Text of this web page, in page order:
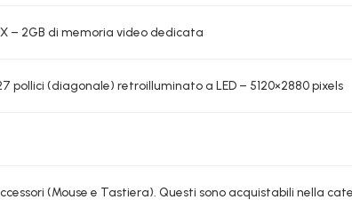
– 2GB di memoria video dedicata
pollici (diagonale) retroilluminato a LED – 5120×2880 pixels
(Mouse e Tastiera). Questi sono acquistabili nella